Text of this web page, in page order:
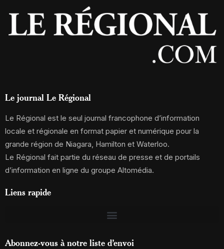
Le journal Le Régional
Le Régional est le seul journal francophone d’information
locale et régionale en format papier et numérique pour la
grande région de Niagara, Hamilton et Waterloo.
Le Régional fait partie du réseau de presse et de portails
d’information en ligne du groupe Altomédia.
Liens rapide
Abonnez-vous à notre liste d’envoi